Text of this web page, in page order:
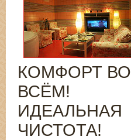
КОМФОРТ ВО
ВСЁМ!
ИДЕАЛЬНАЯ
ЧИСТОТА!